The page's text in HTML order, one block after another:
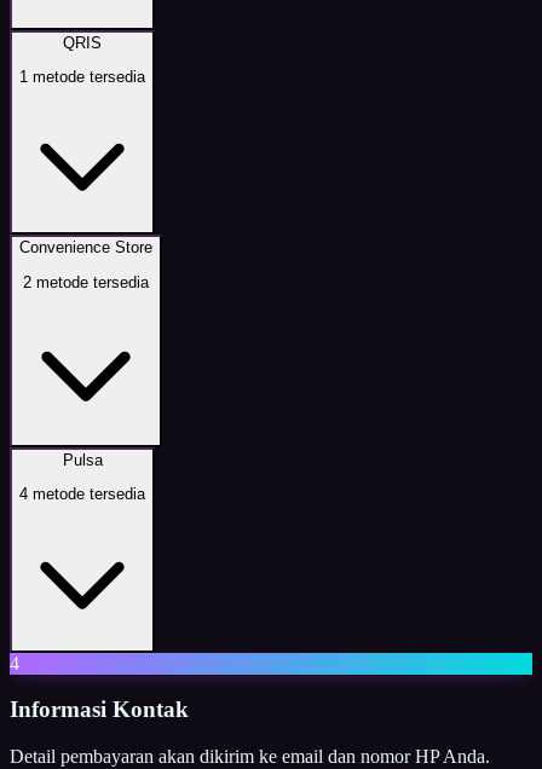
QRIS
1 metode tersedia
Convenience Store
2 metode tersedia
Pulsa
4 metode tersedia
4
Informasi Kontak
Detail pembayaran akan dikirim ke email dan nomor HP Anda.